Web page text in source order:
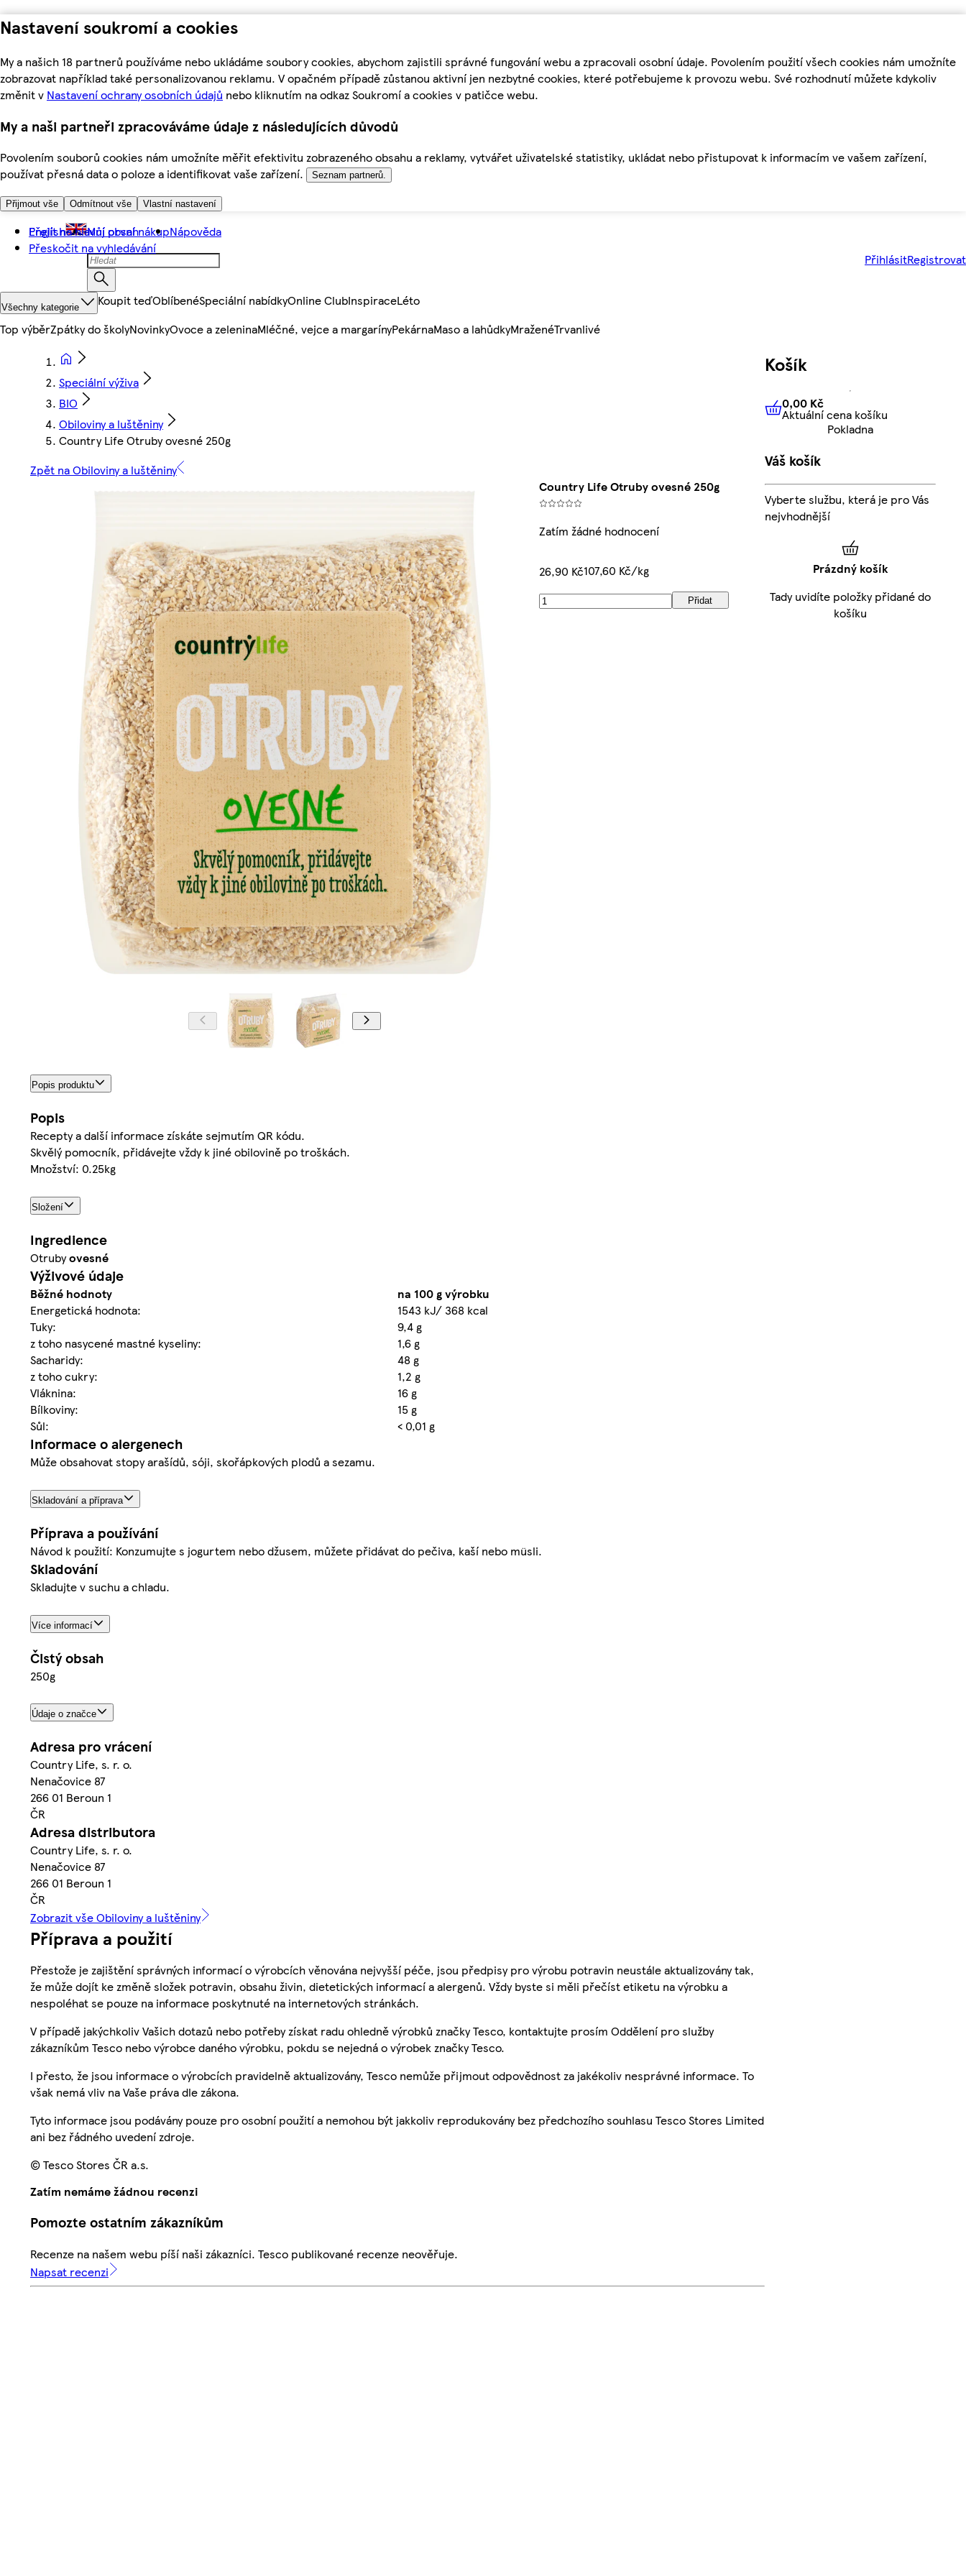
Nastavení soukromí a cookies
My a našich 18 partnerů používáme nebo ukládáme soubory cookies, abychom zajistili správné fungování webu a zpracovali osobní údaje. Povolením použití všech cookies nám umožníte
zobrazovat například také personalizovanou reklamu. V opačném případě zůstanou aktivní jen nezbytné cookies, které potřebujeme k provozu webu. Své rozhodnutí můžete kdykoliv
změnit v Nastavení ochrany osobních údajů nebo kliknutím na odkaz Soukromí a cookies v patičce webu.
My a naši partneři zpracováváme údaje z následujících důvodů
Povolením souborů cookies nám umožníte měřit efektivitu zobrazeného obsahu a reklamy, vytvářet uživatelské statistiky, ukládat nebo přistupovat k informacím ve vašem zařízení,
používat přesná data o poloze a identifikovat vaše zařízení.
Seznam partnerů.
Přijmout vše Odmítnout vše Vlastní nastavení
Přejít na hlavní obsah
Přeskočit na vyhledávání
English Můj první nákupNápověda
PřihlásitRegistrovat
Všechny kategorie Koupit teďOblíbenéSpeciální nabídkyOnline ClubInspiraceLéto
Top výběrZpátky do školyNovinkyOvoce a zeleninaMléčné, vejce a margarínyPekárnaMaso a lahůdkyMraženéTrvanlivé
Speciální výživa
BIO
Obiloviny a luštěniny
Country Life Otruby ovesné 250g
Zpět na Obiloviny a luštěniny
Country Life Otruby ovesné 250g
Zatím žádné hodnocení
26,90 Kč107,60 Kč/kg
Přidat
Popis produktu
Popis
Recepty a další informace získáte sejmutím QR kódu.
Skvělý pomocník, přidávejte vždy k jiné obilovině po troškách.
Množství: 0.25kg
Složení
Ingredience
Otrubyovesné
Výživové údaje
Běžné hodnoty
na 100 g výrobku
Energetická hodnota:
1543 kJ/ 368 kcal
Tuky:
9,4 g
z toho nasycené mastné kyseliny:
1,6 g
Sacharidy:
48 g
z toho cukry:
1,2 g
Vláknina:
16 g
Bílkoviny:
15 g
Sůl:
< 0,01 g
Informace o alergenech
Může obsahovat stopy arašídů, sóji, skořápkových plodů a sezamu.
Skladování a příprava
Příprava a používání
Návod k použití: Konzumujte s jogurtem nebo džusem, můžete přidávat do pečiva, kaší nebo müsli.
Skladování
Skladujte v suchu a chladu.
Více informací
Čistý obsah
250g
Údaje o značce
Adresa pro vrácení
Country Life, s. r. o.
Nenačovice 87
266 01 Beroun 1
ČR
Adresa distributora
Country Life, s. r. o.
Nenačovice 87
266 01 Beroun 1
ČR
Zobrazit vše Obiloviny a luštěniny
Příprava a použití
Přestože je zajištění správných informací o výrobcích věnována nejvyšší péče, jsou předpisy pro výrobu potravin neustále aktualizovány tak,
že může dojít ke změně složek potravin, obsahu živin, dietetických informací a alergenů. Vždy byste si měli přečíst etiketu na výrobku a
nespoléhat se pouze na informace poskytnuté na internetových stránkách.
V případě jakýchkoliv Vašich dotazů nebo potřeby získat radu ohledně výrobků značky Tesco, kontaktujte prosím Oddělení pro služby
zákazníkům Tesco nebo výrobce daného výrobku, pokdu se nejedná o výrobek značky Tesco.
I přesto, že jsou informace o výrobcích pravidelně aktualizovány, Tesco nemůže přijmout odpovědnost za jakékoliv nesprávné informace. To
však nemá vliv na Vaše práva dle zákona.
Tyto informace jsou podávány pouze pro osobní použití a nemohou být jakkoliv reprodukovány bez předchozího souhlasu Tesco Stores Limited
ani bez řádného uvedení zdroje.
© Tesco Stores ČR a.s.
Zatím nemáme žádnou recenzi
Pomozte ostatním zákazníkům
Recenze na našem webu píší naši zákazníci. Tesco publikované recenze neověřuje.
Napsat recenzi
Košík
0,00 KčAktuální cena košíku
0,00 Kč
Aktuální cena košíku
Pokladna
Váš košík
Vyberte službu, která je pro Vás
nejvhodnější
Prázdný košík
Tady uvidíte položky přidané do
košíku